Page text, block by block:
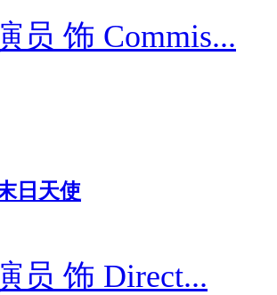
员 饰 Commis...
日天使
员 饰 Direct...